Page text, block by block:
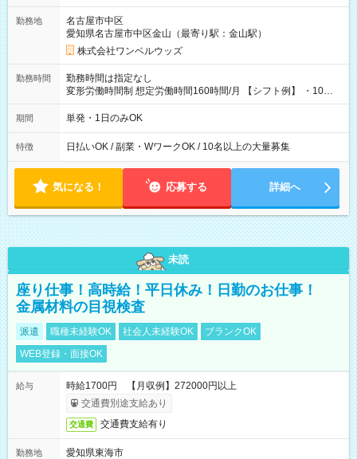
勤務地
名古屋市中区
愛知県名古屋市中区金山（最寄り駅：金山駅）
株式会社ワンベルウッズ
勤務時間
勤務時間は指定なし
変形労働時間制 想定労働時間160時間/月 【シフト例】 ・10：
00～20：00
期間 単発・1日のみOK
特徴 日払いOK / 副業・WワークOK / 10名以上の大量募集
気になる！ 応募する 詳細へ
未読
座り仕事！高時給！平日休み！日勤のお仕事！
金属材料の目視検査
派遣 職種未経験OK 社会人未経験OK
ブランクOK
WEB登録・面接OK
給与
時給1700円 【月収例】272000円以上
交通費別途支給あり
交通費 交通費支給有り
勤務地
愛知県東海市